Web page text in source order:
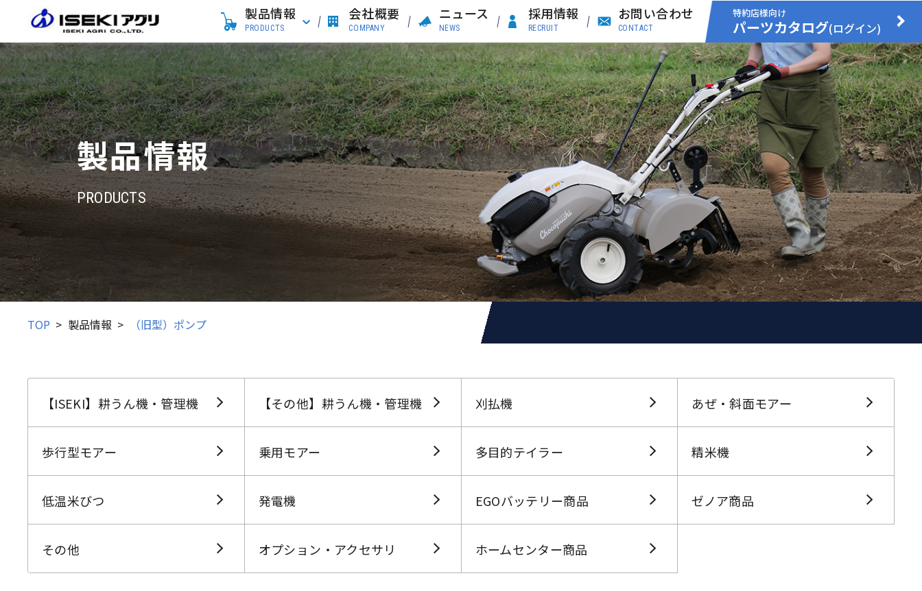
製品情報
PRODUCTS
会社概要
COMPANY
ニュース
NEWS
採用情報
RECRUIT
お問い合わせ
CONTACT
特約店様向け
パーツカタログ(ログイン)
製品情報
PRODUCTS
TOP 製品情報 （旧型）ポンプ
【ISEKI】耕うん機・管理機 【その他】耕うん機・管理機 刈払機 あぜ・斜面モアー
歩行型モアー 乗用モアー 多目的テイラー 精米機
低温米びつ 発電機 EGOバッテリー商品 ゼノア商品
その他 オプション・アクセサリ ホームセンター商品